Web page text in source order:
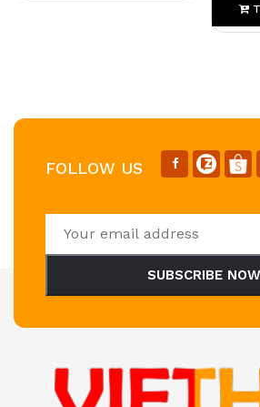
FOLLOW US
SUBSCRIBE NOW